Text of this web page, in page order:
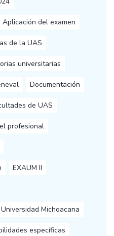
Aplicación del examen
de la UAS
universitarias
Documentación
de UAS
profesional
EXAUM II
Michoacana
específicas